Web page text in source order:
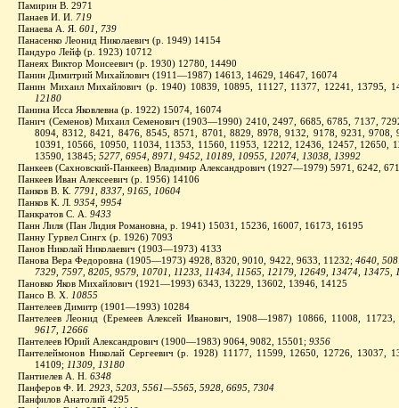
Памирин В. 2971
Панаев И. И. 719
Панаева А. Я. 601, 739
Панасенко Леонид Николаевич (р. 1949) 14154
Пандуро Лейф (р. 1923) 10712
Панеях Виктор Моисеевич (р. 1930) 12780, 14490
Панин Димитрий Михайлович (1911—1987) 14613, 14629, 14647, 16074
Панин Михаил Михайлович (р. 1940) 10839, 10895, 11127, 11377, 12241, 13795,
12180
Панина Исса Яковлевна (р. 1922) 15074, 16074
Панич (Семенов) Михаил Семенович (1903—1990) 2410, 2497, 6685, 6785, 7137,
8094, 8312, 8421, 8476, 8545, 8571, 8701, 8829, 8978, 9132, 9178, 9231, 9708,
10391, 10566, 10950, 11034, 11353, 11560, 11953, 12212, 12436, 12457, 12650,
13590, 13845; 5277, 6954, 8971, 9452, 10189, 10955, 12074, 13038, 13992
Панкеев (Сахновский-Панкеев) Владимир Александрович (1927—1979) 5971, 6242,
Панкеев Иван Алексеевич (р. 1956) 14106
Панков В. К. 7791, 8337, 9165, 10604
Панков К. Л. 9354, 9954
Панкратов С. А. 9433
Панн Лиля (Пан Лидия Романовна, р. 1941) 15031, 15236, 16007, 16173, 16195
Панну Гурвел Сингх (р. 1926) 7093
Панов Николай Николаевич (1903—1973) 4133
Панова Вера Федоровна (1905—1973) 4928, 8320, 9010, 9422, 9633, 11232;4640,
7329, 7597, 8205, 9579, 10701, 11233, 11434, 11565, 12179, 12649, 13474, 13475,
Пановко Яков Михайлович (1921—1993) 6343, 13229, 13602, 13946, 14125
Пансо В. Х. 10855
Пантелеев Димитр (1901—1993) 10284
Пантелеев Леонид (Еремеев Алексей Иванович, 1908—1987) 10866, 11008,
9617, 12666
Пантелеев Юрий Александрович (1900—1983) 9064, 9082, 15501; 9356
Пантелеймонов Николай Сергеевич (р. 1928) 11177, 11599, 12650, 12726, 13037,
14109; 11309, 13180
Пантиелев А. Н. 6348
Панферов Ф. И. 2923, 5203, 5561—5565, 5928, 6695, 7304
Панфилов Анатолий 4295